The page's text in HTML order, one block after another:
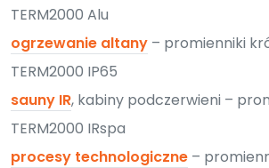
TERM2000 Alu
ogrzewanie altany – promienniki
TERM2000 IP65
sauny IR, kabiny podczerwieni –
TERM2000 IRspa
procesy technologiczne –